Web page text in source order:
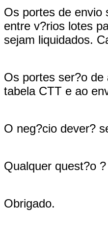
Os portes de envio
entre v?rios lotes
sejam liquidados.
Os portes ser?o
tabela CTT e ao
O neg?cio dever?
Qualquer quest?o
Obrigado.